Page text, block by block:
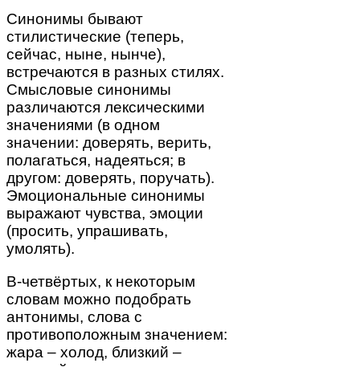
Синонимы бывают
стилистические (теперь,
сейчас, ныне, нынче),
встречаются в разных стилях.
Смысловые синонимы
различаются лексическими
значениями (в одном
значении: доверять, верить,
полагаться, надеяться; в
другом: доверять, поручать).
Эмоциональные синонимы
выражают чувства, эмоции
(просить, упрашивать,
умолять).
В-четвёртых, к некоторым
словам можно подобрать
антонимы, слова с
противоположным значением:
жара – холод, близкий –